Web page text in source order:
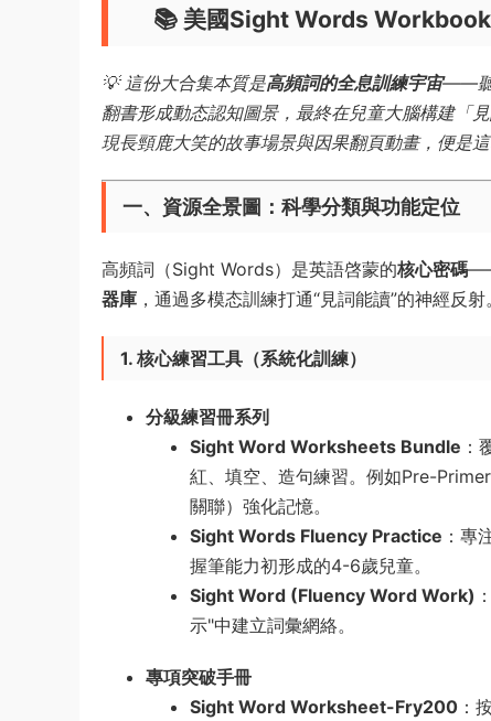
📚 ​ 美國Sight Words
💡 這份大合集本質是​​高頻詞的全息訓練宇宙​​——聽
翻書形成動态認知圖景，最終在兒童大腦構建「
現長頸鹿大笑的故事場景與因果翻頁動畫，便是這
一、資源全景圖：科學分類與功能定位
高頻詞（Sight Words）是英語啓蒙的​​核心密碼​
器庫​ ​，通過多模态訓練打通“見詞能讀”的神經反射。
1. 核心練習工具（系統化訓練）​
分級練習冊系列
Sight Word Worksheets Bundle ：
紅、填空、造句練習。例如Pre-
關聯）強化記憶。
Sight Words Fluency Practice ：專
握筆能力初形成的4-6歲兒童。
Sight Word (Fluency Word Work)​
示"中建立詞彙網絡。
專項突破手冊
Sight Word Worksheet-Fry200 ：